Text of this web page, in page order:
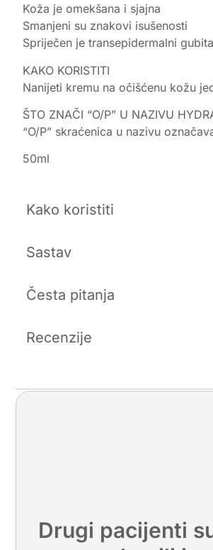
Koža je omekšana i sjajna
Smanjeni su znakovi isušenosti
Spriječen je transepidermalni
KAKO KORISTITI
Nanijeti kremu na očišćenu kožu
ŠTO ZNAČI “O/P” U NAZIVU
“O/P” skraćenica u nazivu
50ml
Kako koristiti
Sastav
Česta pitanja
Recenzije
Drugi pacijenti